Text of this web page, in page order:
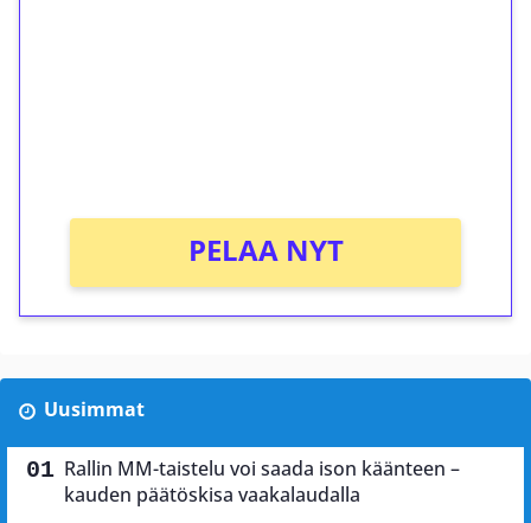
PELAA NYT
Uusimmat
Rallin MM-taistelu voi saada ison käänteen –
kauden päätöskisa vaakalaudalla